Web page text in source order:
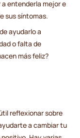
a entenderla mejor e
sus síntomas.
ayudarlo a
o falta de
más feliz?
reflexionar sobre
a cambiar tu